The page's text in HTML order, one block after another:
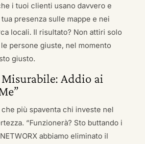
i tuoi clienti usano davvero e
presenza sulle mappe e nei
locali. Il risultato? Non attiri solo
persone giuste, nel momento
giusto.
Misurabile: Addio ai
più spaventa chi investe nel
“Funzionerà? Sto buttando i
abbiamo eliminato il